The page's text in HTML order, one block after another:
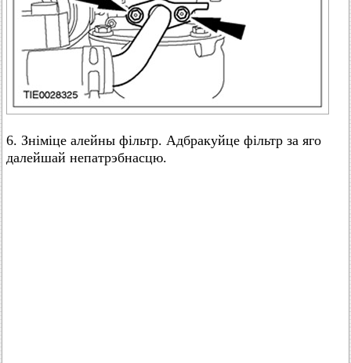
6. Зніміце алейны фільтр. Адбракуйце фільтр за яго
далейшай непатрэбнасцю.